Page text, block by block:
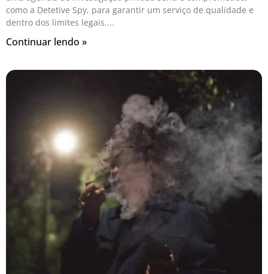
como a Detetive Spy, para garantir um serviço de qualidade e
dentro dos limites legais.
Continuar lendo »